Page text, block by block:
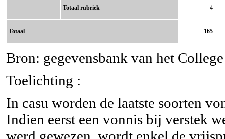
Totaal rubriek 4
Totaal 165
Bron: gegevensbank van het
Toelichting :
In casu worden de laatste soorten
Indien eerst een vonnis bij verstek